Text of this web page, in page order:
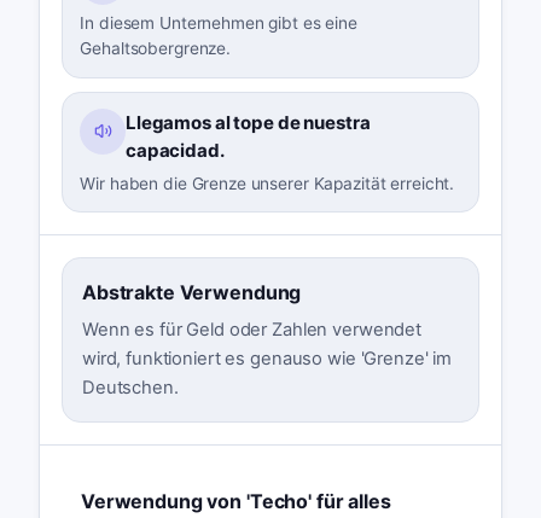
In diesem Unternehmen gibt es eine
Gehaltsobergrenze.
Llegamos al tope de nuestra
capacidad.
Wir haben die Grenze unserer Kapazität erreicht.
Abstrakte Verwendung
Wenn es für Geld oder Zahlen verwendet
wird, funktioniert es genauso wie 'Grenze' im
Deutschen.
Verwendung von 'Techo' für alles